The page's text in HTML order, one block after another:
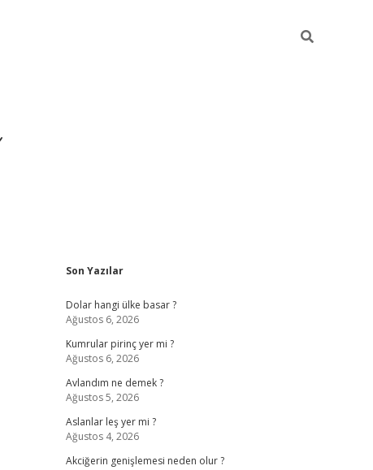
Sidebar
Son Yazılar
Dolar hangi ülke basar ?
Ağustos 6, 2026
Kumrular pirinç yer mi ?
Ağustos 6, 2026
Avlandım ne demek ?
Ağustos 5, 2026
Aslanlar leş yer mi ?
Ağustos 4, 2026
Akciğerin genişlemesi neden olur ?